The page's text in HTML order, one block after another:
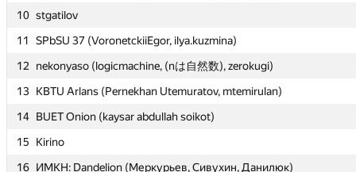
10 stgatilov
11
SPbSU 37 (VoronetckiiEgor, ilya.kuzmina)
12
nekonyaso (logicmachine, (nは自然数), zerokugi)
13 KBTU Arlans (Pernekhan Utemuratov, mtemirulan)
14 BUET Onion (kaysar abdullah soikot)
15
Kirino
16 ИМКН: Dandelion (Меркурьев, Сивухин, Данилюк)
10 stgatilov
11
SPbSU 37 (VoronetckiiEgor, ilya.kuzmina)
12
nekonyaso (logicmachine, (nは自然数), zerokugi)
13 KBTU Arlans (Pernekhan Utemuratov, mtemirulan)
14 BUET Onion (kaysar abdullah soikot)
15
Kirino
16 ИМКН: Dandelion (Меркурьев, Сивухин, Данилюк)